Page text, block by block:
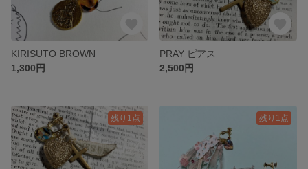
KIRISUTO BROWN
1,300円
PRAY ピアス
2,500円
残り1点 残り1点